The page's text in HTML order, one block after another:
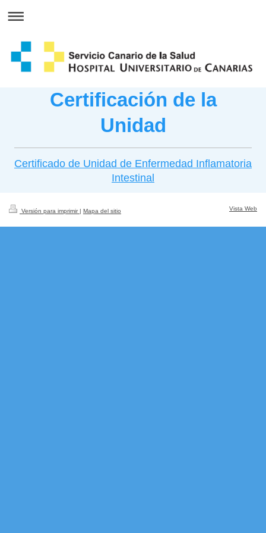
Certificación de la
Unidad
Certificado de Unidad de Enfermedad Inflamatoria
Intestinal
Versión para imprimir | Mapa del sitio Vista Web